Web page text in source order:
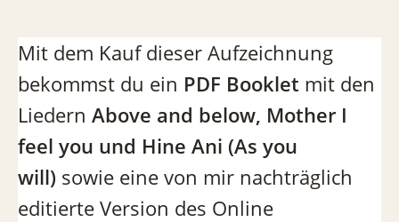
Mit dem Kauf dieser Aufzeichnung
bekommst du ein PDF Booklet mit den
Liedern Above and below, Mother I
feel you und Hine Ani (As you
will) sowie eine von mir nachträglich
editierte Version des Online